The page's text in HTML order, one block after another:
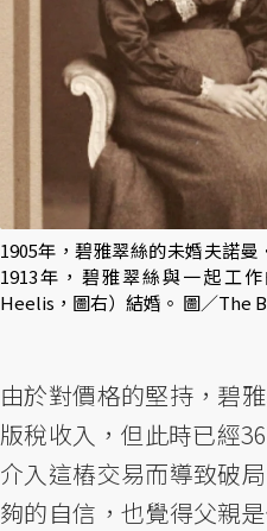
1905年，碧雅翠絲的未婚夫諾
1913年，碧雅翠絲與一起工
Heelis，圖右）結婚。 圖／
由於對價格的堅持，碧
版稅收入，但此時已經
介入這樁交易而導致破
夠的自信，也覺得父親